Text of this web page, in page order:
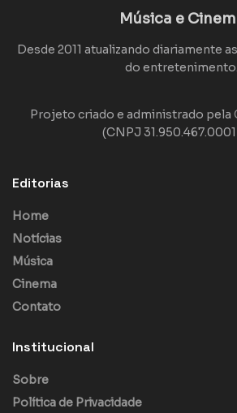
Música e
Desde 2011 atualizando diariamente
do entretenimento.
Projeto criado e administrado pela
(CNPJ
Editorias
Home
Notícias
Música
Cinema
Contato
Institucional
Sobre
Política de Privacidade